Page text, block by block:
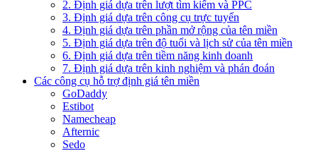
2. Định giá dựa trên lượt tìm kiếm và PPC
3. Định giá dựa trên công cụ trực tuyến
4. Định giá dựa trên phần mở rộng của tên miền
5. Định giá dựa trên độ tuổi và lịch sử của tên miền
6. Định giá dựa trên tiềm năng kinh doanh
7. Định giá dựa trên kinh nghiệm và phán đoán
Các công cụ hỗ trợ định giá tên miền
GoDaddy
Estibot
Namecheap
Afternic
Sedo